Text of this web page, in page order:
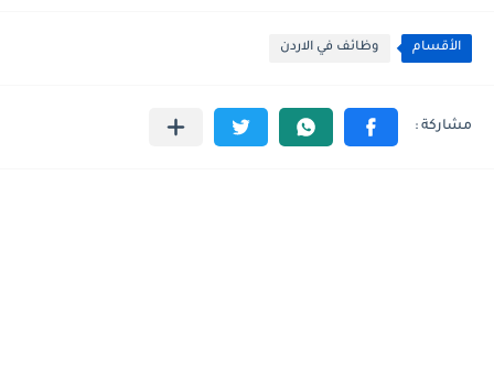
الأقسام وظائف في الاردن